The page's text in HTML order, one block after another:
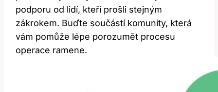
podporu od lidí, kteří prošli stejným
zákrokem. Buďte součástí komunity, která
vám pomůže lépe porozumět procesu
operace ramene.